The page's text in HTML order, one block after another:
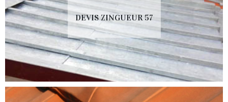
DEVIS ZINGUEUR 57